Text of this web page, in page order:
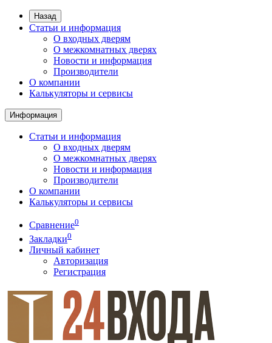
Назад
Статьи и информация
О входных дверям
О межкомнатных дверях
Новости и информация
Производители
О компании
Калькуляторы и сервисы
Информация
Статьи и информация
О входных дверям
О межкомнатных дверях
Новости и информация
Производители
О компании
Калькуляторы и сервисы
Сравнение0
Закладки0
Личный кабинет
Авторизация
Регистрация